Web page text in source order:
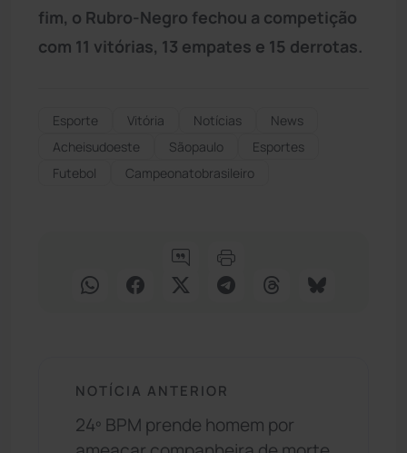
fim, o Rubro-Negro fechou a competição
com 11 vitórias, 13 empates e 15 derrotas.
Esporte Vitória Notícias
News
Acheisudoeste
Sãopaulo
Esportes
Futebol
Campeonatobrasileiro
NOTÍCIA ANTERIOR
24º BPM prende homem por